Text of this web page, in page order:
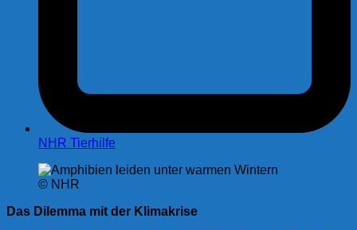
NHR Tierhilfe
© NHR
Das Dilemma mit der Klimakrise